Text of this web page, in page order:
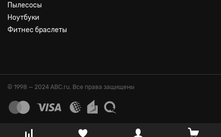
Пылесосы
Ноутбуки
Фитнес браслеты
© 1998 — 2024 ABC.ru. Все права защищены